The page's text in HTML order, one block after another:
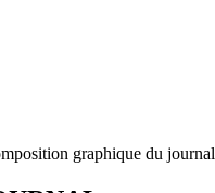
graphique du journal